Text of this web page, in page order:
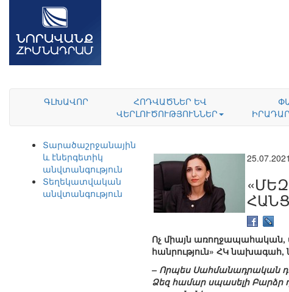
ԳԼԽԱՎՈՐ
ՀՈԴՎԱԾՆԵՐ ԵՎ
ՎԵՐԼՈՒԾՈՒԹՅՈՒՆՆԵՐ
Տարածաշրջանային
և էներգետիկ
անվտանգություն
Տեղեկատվական
անվտանգություն
25.07.2021
Ոչ միայն առողջապահական,
հանրություն» ՀԿ նախագահ,
– Որպես Սահմանադրական
Ձեզ համար սպասելի Բարձր